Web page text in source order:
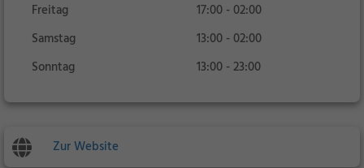
Freitag
17:00 - 02:00
Samstag
13:00 - 02:00
Sonntag
13:00 - 23:00
Zur Website